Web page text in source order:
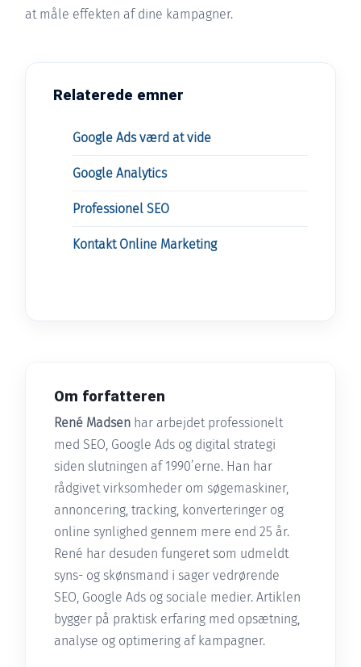
at måle effekten af dine kampagner.
Relaterede emner
Google Ads værd at vide
Google Analytics
Professionel SEO
Kontakt Online Marketing
Om forfatteren
René Madsen har arbejdet professionelt
med SEO, Google Ads og digital strategi
siden slutningen af 1990’erne. Han har
rådgivet virksomheder om søgemaskiner,
annoncering, tracking, konverteringer og
online synlighed gennem mere end 25 år.
René har desuden fungeret som udmeldt
syns- og skønsmand i sager vedrørende
SEO, Google Ads og sociale medier. Artiklen
bygger på praktisk erfaring med opsætning,
analyse og optimering af kampagner.